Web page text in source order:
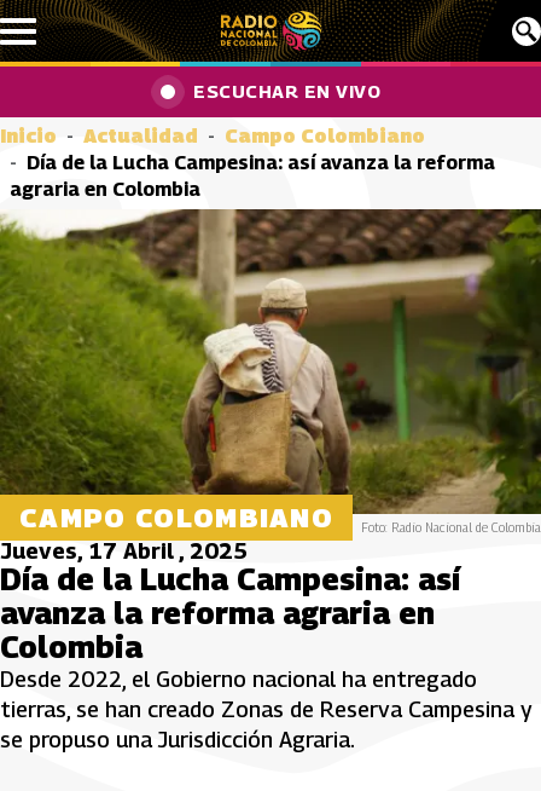
Pasar al contenido principal
ESCUCHAR EN VIVO
Inicio Actualidad
Campo Colombiano
Día de la Lucha Campesina: así avanza la reforma
agraria en Colombia
CAMPO COLOMBIANO Foto: Radio Nacional de Colombia
Jueves, 17 Abril , 2025
Día de la Lucha Campesina: así
avanza la reforma agraria en
Colombia
Desde 2022, el Gobierno nacional ha entregado
tierras, se han creado Zonas de Reserva Campesina y
se propuso una Jurisdicción Agraria.